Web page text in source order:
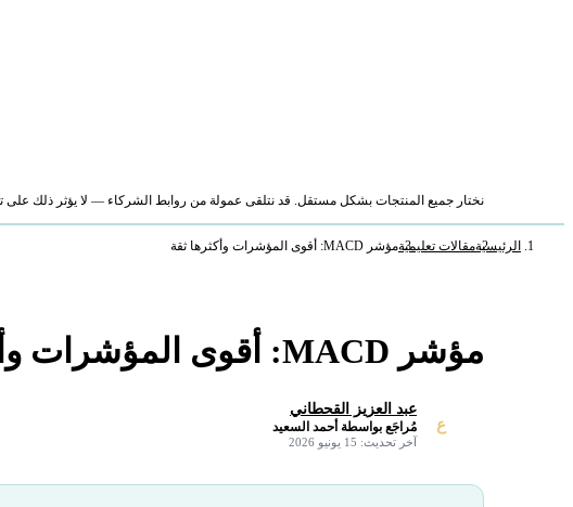
نختار جميع المنتجات بشكل مستقل. قد نتلقى عمولة من روابط الشركاء — لا يؤثر ذلك على
الرئيسيةمقالات تعليميةمؤشر MACD: أقوى المؤشرات وأكثرها ثقة
مؤشر MACD: أقوى المؤشرات وأكثرها ثقة
ع
عبد العزيز القحطاني
مُراجَع بواسطة أحمد السعيد
آخر تحديث: 15 يونيو 2026